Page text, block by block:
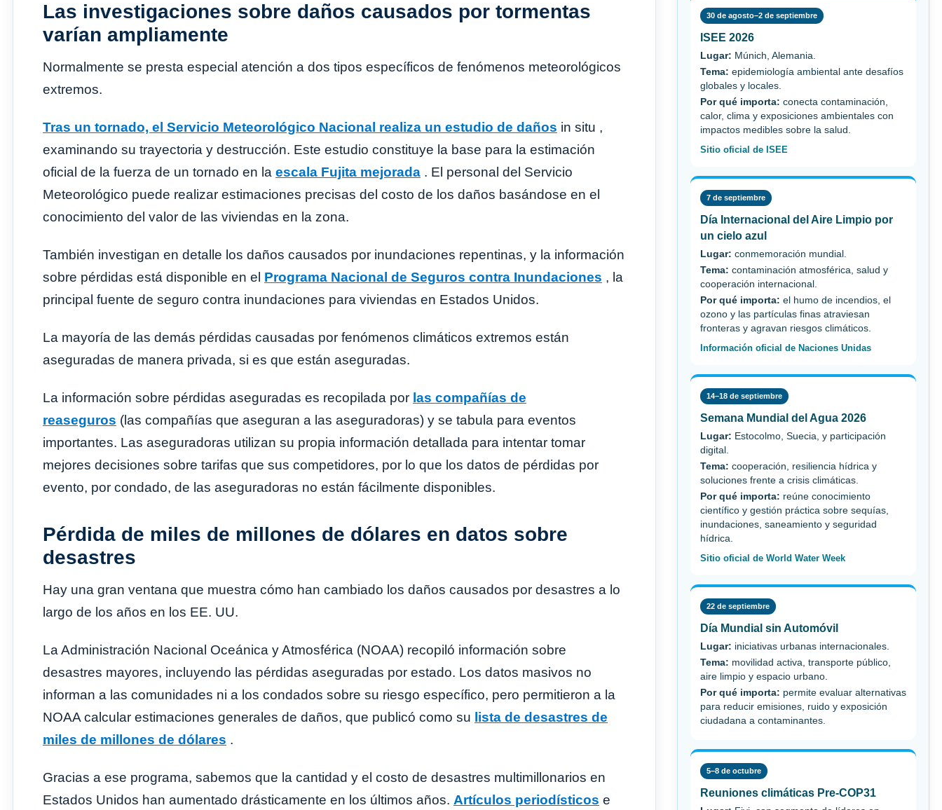
Las investigaciones sobre daños causados ​​por tormentas
varían ampliamente
Normalmente se presta especial atención a dos tipos específicos de fenómenos meteorológicos
extremos.
Tras un tornado, el Servicio Meteorológico Nacional realiza un estudio de daños in situ ,
examinando su trayectoria y destrucción. Este estudio constituye la base para la estimación
oficial de la fuerza de un tornado en la escala Fujita mejorada . El personal del Servicio
Meteorológico puede realizar estimaciones precisas del costo de los daños basándose en el
conocimiento del valor de las viviendas en la zona.
También investigan en detalle los daños causados ​​por inundaciones repentinas, y la información
sobre pérdidas está disponible en el Programa Nacional de Seguros contra Inundaciones , la
principal fuente de seguro contra inundaciones para viviendas en Estados Unidos.
La mayoría de las demás pérdidas causadas por fenómenos climáticos extremos están
aseguradas de manera privada, si es que están aseguradas.
La información sobre pérdidas aseguradas es recopilada por las compañías de
reaseguros (las compañías que aseguran a las aseguradoras) y se tabula para eventos
importantes. Las aseguradoras utilizan su propia información detallada para intentar tomar
mejores decisiones sobre tarifas que sus competidores, por lo que los datos de pérdidas por
evento, por condado, de las aseguradoras no están fácilmente disponibles.
Pérdida de miles de millones de dólares en datos sobre
desastres
Hay una gran ventana que muestra cómo han cambiado los daños causados ​​por desastres a lo
largo de los años en los EE. UU.
La Administración Nacional Oceánica y Atmosférica (NOAA) recopiló información sobre
desastres mayores, incluyendo las pérdidas aseguradas por estado. Los datos masivos no
informan a las comunidades ni a los condados sobre su riesgo específico, pero permitieron a la
NOAA calcular estimaciones generales de daños, que publicó como su lista de desastres de
miles de millones de dólares .
Gracias a ese programa, sabemos que la cantidad y el costo de desastres multimillonarios en
Estados Unidos han aumentado drásticamente en los últimos años. Artículos periodísticos e
30 de agosto–2 de septiembre
ISEE 2026
Lugar: Múnich, Alemania.
Tema: epidemiología ambiental ante desafíos
globales y locales.
Por qué importa: conecta contaminación,
calor, clima y exposiciones ambientales con
impactos medibles sobre la salud.
Sitio oficial de ISEE
7 de septiembre
Día Internacional del Aire Limpio por
un cielo azul
Lugar: conmemoración mundial.
Tema: contaminación atmosférica, salud y
cooperación internacional.
Por qué importa: el humo de incendios, el
ozono y las partículas finas atraviesan
fronteras y agravan riesgos climáticos.
Información oficial de Naciones Unidas
14–18 de septiembre
Semana Mundial del Agua 2026
Lugar: Estocolmo, Suecia, y participación
digital.
Tema: cooperación, resiliencia hídrica y
soluciones frente a crisis climáticas.
Por qué importa: reúne conocimiento
científico y gestión práctica sobre sequías,
inundaciones, saneamiento y seguridad
hídrica.
Sitio oficial de World Water Week
22 de septiembre
Día Mundial sin Automóvil
Lugar: iniciativas urbanas internacionales.
Tema: movilidad activa, transporte público,
aire limpio y espacio urbano.
Por qué importa: permite evaluar alternativas
para reducir emisiones, ruido y exposición
ciudadana a contaminantes.
5–8 de octubre
Reuniones climáticas Pre-COP31